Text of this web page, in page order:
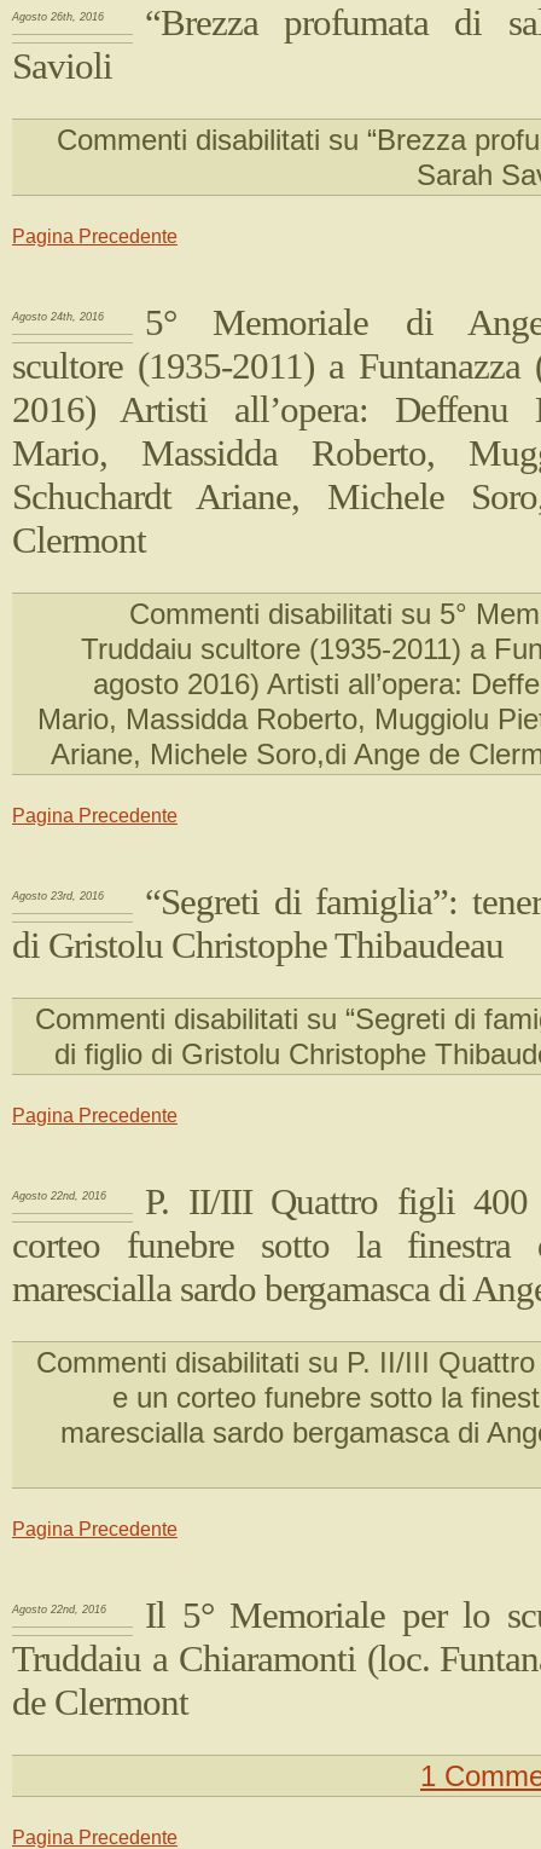
Agosto 26th, 2016
“Brezza profumata di
Savioli
Commenti disabilitati su “Brezza
Sarah
Pagina Precedente
Agosto 24th, 2016
5° Memoriale di
scultore (1935-2011) a Funtanazza
2016) Artisti all’opera: Deffenu
Mario, Massidda Roberto,
Schuchardt Ariane, Michele
Clermont
Commenti disabilitati su 5°
Truddaiu scultore (1935-2011) a
agosto 2016) Artisti all’opera:
Mario, Massidda Roberto, Muggiolu
Ariane, Michele Soro,di Ange de
Pagina Precedente
Agosto 23rd, 2016
“Segreti di famiglia”:
di Gristolu Christophe Thibaudeau
Commenti disabilitati su “Segreti di
di figlio di Gristolu Christophe
Pagina Precedente
Agosto 22nd, 2016
P. II/III Quattro figli
corteo funebre sotto la finestra
marescialla sardo bergamasca di
Commenti disabilitati su P. II/III
e un corteo funebre sotto la
marescialla sardo bergamasca di
Pagina Precedente
Agosto 22nd, 2016
Il 5° Memoriale per lo
Truddaiu a Chiaramonti (loc.
de Clermont
1
Pagina Precedente